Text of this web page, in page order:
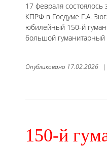
17 февраля
КПРФ в Госдуме Г.А.
юбилейный 150-й
большой
Опубликовано 17.02.2026 |
150-й